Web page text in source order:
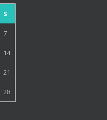
S
7
14
21
28